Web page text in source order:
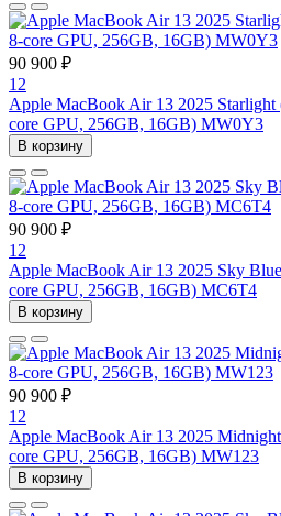
90 900 ₽
12
Apple MacBook Air 13 2025
core GPU, 256GB, 16GB) MW0Y3
В корзину
90 900 ₽
12
Apple MacBook Air 13 2025 Sky
core GPU, 256GB, 16GB) MC6T4
В корзину
90 900 ₽
12
Apple MacBook Air 13 2025
core GPU, 256GB, 16GB) MW123
В корзину